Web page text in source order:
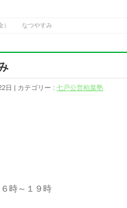
金） なつやすみ
日 カテゴリー : 七戸公営柏葉塾
時～１９時